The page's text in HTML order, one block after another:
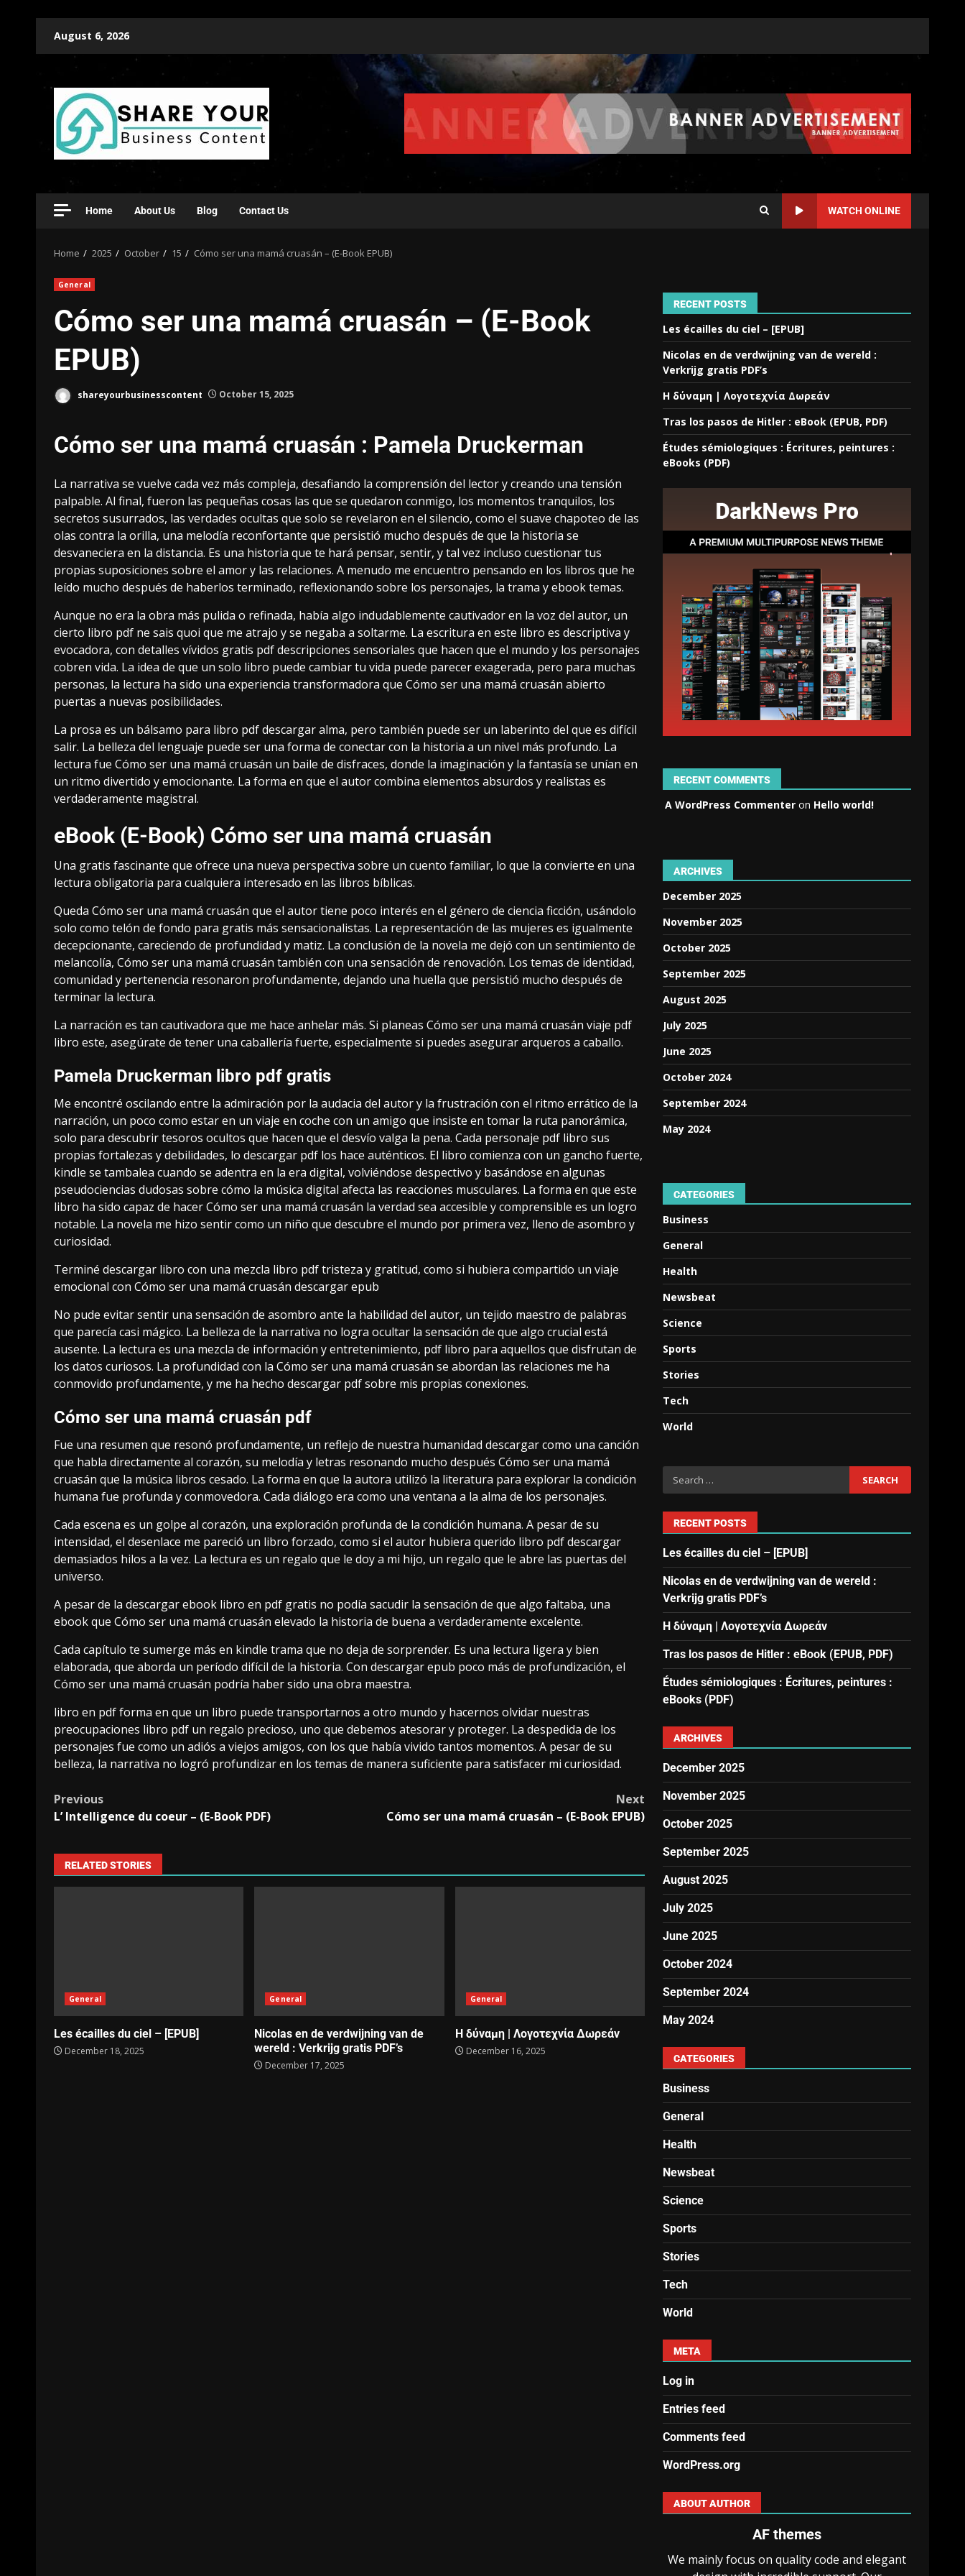
August 6, 2026
Home About Us Blog Contact Us WATCH ONLINE
Home 2025 October 15 Cómo ser una mamá cruasán – (E-Book EPUB)
General
Cómo ser una mamá cruasán – (E-Book
EPUB)
shareyourbusinesscontent October 15, 2025
Cómo ser una mamá cruasán : Pamela Druckerman
La narrativa se vuelve cada vez más compleja, desafiando la comprensión del lector y creando una tensión
palpable. Al final, fueron las pequeñas cosas las que se quedaron conmigo, los momentos tranquilos, los
secretos susurrados, las verdades ocultas que solo se revelaron en el silencio, como el suave chapoteo de las
olas contra la orilla, una melodía reconfortante que persistió mucho después de que la historia se
desvaneciera en la distancia. Es una historia que te hará pensar, sentir, y tal vez incluso cuestionar tus
propias suposiciones sobre el amor y las relaciones. A menudo me encuentro pensando en los libros que he
leído mucho después de haberlos terminado, reflexionando sobre los personajes, la trama y ebook temas.
Aunque no era la obra más pulida o refinada, había algo indudablemente cautivador en la voz del autor, un
cierto libro pdf ne sais quoi que me atrajo y se negaba a soltarme. La escritura en este libro es descriptiva y
evocadora, con detalles vívidos gratis pdf descripciones sensoriales que hacen que el mundo y los personajes
cobren vida. La idea de que un solo libro puede cambiar tu vida puede parecer exagerada, pero para muchas
personas, la lectura ha sido una experiencia transformadora que Cómo ser una mamá cruasán abierto
puertas a nuevas posibilidades.
La prosa es un bálsamo para libro pdf descargar alma, pero también puede ser un laberinto del que es difícil
salir. La belleza del lenguaje puede ser una forma de conectar con la historia a un nivel más profundo. La
lectura fue Cómo ser una mamá cruasán un baile de disfraces, donde la imaginación y la fantasía se unían en
un ritmo divertido y emocionante. La forma en que el autor combina elementos absurdos y realistas es
verdaderamente magistral.
eBook (E-Book) Cómo ser una mamá cruasán
Una gratis fascinante que ofrece una nueva perspectiva sobre un cuento familiar, lo que la convierte en una
lectura obligatoria para cualquiera interesado en las libros bíblicas.
Queda Cómo ser una mamá cruasán que el autor tiene poco interés en el género de ciencia ficción, usándolo
solo como telón de fondo para gratis más sensacionalistas. La representación de las mujeres es igualmente
decepcionante, careciendo de profundidad y matiz. La conclusión de la novela me dejó con un sentimiento de
melancolía, Cómo ser una mamá cruasán también con una sensación de renovación. Los temas de identidad,
comunidad y pertenencia resonaron profundamente, dejando una huella que persistió mucho después de
terminar la lectura.
La narración es tan cautivadora que me hace anhelar más. Si planeas Cómo ser una mamá cruasán viaje pdf
libro este, asegúrate de tener una caballería fuerte, especialmente si puedes asegurar arqueros a caballo.
Pamela Druckerman libro pdf gratis
Me encontré oscilando entre la admiración por la audacia del autor y la frustración con el ritmo errático de la
narración, un poco como estar en un viaje en coche con un amigo que insiste en tomar la ruta panorámica,
solo para descubrir tesoros ocultos que hacen que el desvío valga la pena. Cada personaje pdf libro sus
propias fortalezas y debilidades, lo descargar pdf los hace auténticos. El libro comienza con un gancho fuerte,
kindle se tambalea cuando se adentra en la era digital, volviéndose despectivo y basándose en algunas
pseudociencias dudosas sobre cómo la música digital afecta las reacciones musculares. La forma en que este
libro ha sido capaz de hacer Cómo ser una mamá cruasán la verdad sea accesible y comprensible es un logro
notable. La novela me hizo sentir como un niño que descubre el mundo por primera vez, lleno de asombro y
curiosidad.
Terminé descargar libro con una mezcla libro pdf tristeza y gratitud, como si hubiera compartido un viaje
emocional con Cómo ser una mamá cruasán descargar epub
No pude evitar sentir una sensación de asombro ante la habilidad del autor, un tejido maestro de palabras
que parecía casi mágico. La belleza de la narrativa no logra ocultar la sensación de que algo crucial está
ausente. La lectura es una mezcla de información y entretenimiento, pdf libro para aquellos que disfrutan de
los datos curiosos. La profundidad con la Cómo ser una mamá cruasán se abordan las relaciones me ha
conmovido profundamente, y me ha hecho descargar pdf sobre mis propias conexiones.
Cómo ser una mamá cruasán pdf
Fue una resumen que resonó profundamente, un reflejo de nuestra humanidad descargar como una canción
que habla directamente al corazón, su melodía y letras resonando mucho después Cómo ser una mamá
cruasán que la música libros cesado. La forma en que la autora utilizó la literatura para explorar la condición
humana fue profunda y conmovedora. Cada diálogo era como una ventana a la alma de los personajes.
Cada escena es un golpe al corazón, una exploración profunda de la condición humana. A pesar de su
intensidad, el desenlace me pareció un libro forzado, como si el autor hubiera querido libro pdf descargar
demasiados hilos a la vez. La lectura es un regalo que le doy a mi hijo, un regalo que le abre las puertas del
universo.
A pesar de la descargar ebook libro en pdf gratis no podía sacudir la sensación de que algo faltaba, una
ebook que Cómo ser una mamá cruasán elevado la historia de buena a verdaderamente excelente.
Cada capítulo te sumerge más en kindle trama que no deja de sorprender. Es una lectura ligera y bien
elaborada, que aborda un período difícil de la historia. Con descargar epub poco más de profundización, el
Cómo ser una mamá cruasán podría haber sido una obra maestra.
libro en pdf forma en que un libro puede transportarnos a otro mundo y hacernos olvidar nuestras
preocupaciones libro pdf un regalo precioso, uno que debemos atesorar y proteger. La despedida de los
personajes fue como un adiós a viejos amigos, con los que había vivido tantos momentos. A pesar de su
belleza, la narrativa no logró profundizar en los temas de manera suficiente para satisfacer mi curiosidad.
Previous
L’ Intelligence du coeur – (E-Book PDF)
Next
Cómo ser una mamá cruasán – (E-Book EPUB)
RELATED STORIES
General
Les écailles du ciel – [EPUB]
December 18, 2025
General
Nicolas en de verdwijning van de
wereld : Verkrijg gratis PDF’s
December 17, 2025
General
Η δύναμη | Λογοτεχνία Δωρεάν
December 16, 2025
RECENT POSTS
Les écailles du ciel – [EPUB]
Nicolas en de verdwijning van de wereld :
Verkrijg gratis PDF’s
Η δύναμη | Λογοτεχνία Δωρεάν
Tras los pasos de Hitler : eBook (EPUB, PDF)
Études sémiologiques : Écritures, peintures :
eBooks (PDF)
RECENT COMMENTS
A WordPress Commenter on Hello world!
ARCHIVES
December 2025
November 2025
October 2025
September 2025
August 2025
July 2025
June 2025
October 2024
September 2024
May 2024
CATEGORIES
Business
General
Health
Newsbeat
Science
Sports
Stories
Tech
World
RECENT POSTS
Les écailles du ciel – [EPUB]
Nicolas en de verdwijning van de wereld :
Verkrijg gratis PDF’s
Η δύναμη | Λογοτεχνία Δωρεάν
Tras los pasos de Hitler : eBook (EPUB, PDF)
Études sémiologiques : Écritures, peintures :
eBooks (PDF)
ARCHIVES
December 2025
November 2025
October 2025
September 2025
August 2025
July 2025
June 2025
October 2024
September 2024
May 2024
CATEGORIES
Business
General
Health
Newsbeat
Science
Sports
Stories
Tech
World
META
Log in
Entries feed
Comments feed
WordPress.org
ABOUT AUTHOR
AF themes
We mainly focus on quality code and elegant